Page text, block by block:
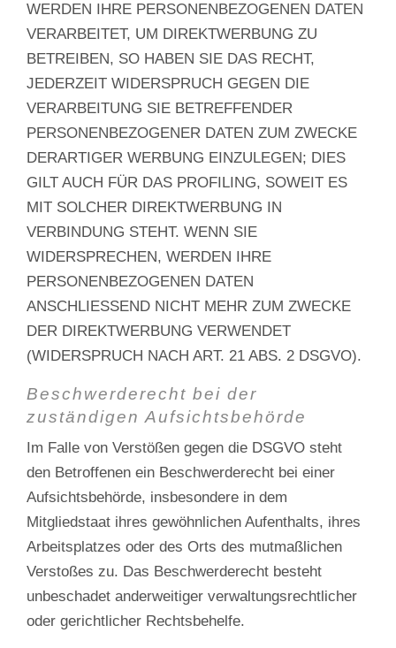
WERDEN IHRE PERSONENBEZOGENEN DATEN
VERARBEITET, UM DIREKTWERBUNG ZU
BETREIBEN, SO HABEN SIE DAS RECHT,
JEDERZEIT WIDERSPRUCH GEGEN DIE
VERARBEITUNG SIE BETREFFENDER
PERSONENBEZOGENER DATEN ZUM ZWECKE
DERARTIGER WERBUNG EINZULEGEN; DIES
GILT AUCH FÜR DAS PROFILING, SOWEIT ES
MIT SOLCHER DIREKTWERBUNG IN
VERBINDUNG STEHT. WENN SIE
WIDERSPRECHEN, WERDEN IHRE
PERSONENBEZOGENEN DATEN
ANSCHLIESSEND NICHT MEHR ZUM ZWECKE
DER DIREKTWERBUNG VERWENDET
(WIDERSPRUCH NACH ART. 21 ABS. 2 DSGVO).
Beschwerde­recht bei der
zuständigen Aufsichts­behörde
Im Falle von Verstößen gegen die DSGVO steht
den Betroffenen ein Beschwerderecht bei einer
Aufsichtsbehörde, insbesondere in dem
Mitgliedstaat ihres gewöhnlichen Aufenthalts, ihres
Arbeitsplatzes oder des Orts des mutmaßlichen
Verstoßes zu. Das Beschwerderecht besteht
unbeschadet anderweitiger verwaltungsrechtlicher
oder gerichtlicher Rechtsbehelfe.